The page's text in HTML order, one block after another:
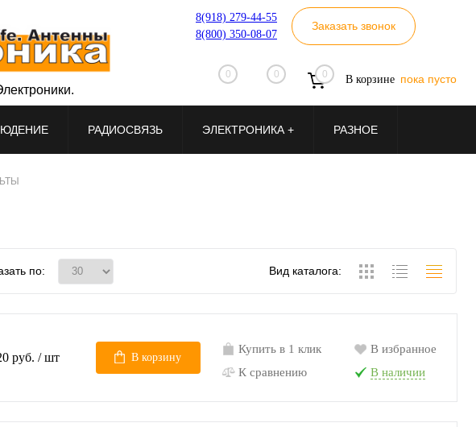
8(918) 279-44-55
8(800) 350-08-07
Заказать звонок
0 0 0 В корзине пока пусто
РАДИОСВЯЗЬ ЭЛЕКТРОНИКА + РАЗНОЕ
по: Вид каталога:
руб. / шт В корзину
Купить в 1 клик
К сравнению
В избранное
В наличии